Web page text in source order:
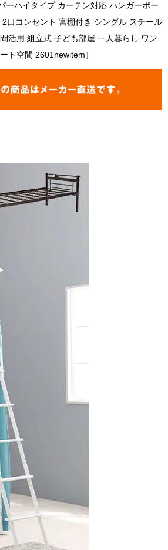
ーハイタイプ カーテン対応 ハンガーポー
口コンセント 宮棚付き シングル スチール
活用 組立式 子ども部屋 一人暮らし ワン
ト空間 2601newitem］